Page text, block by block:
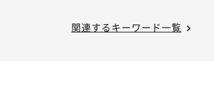
関連するキーワード一覧